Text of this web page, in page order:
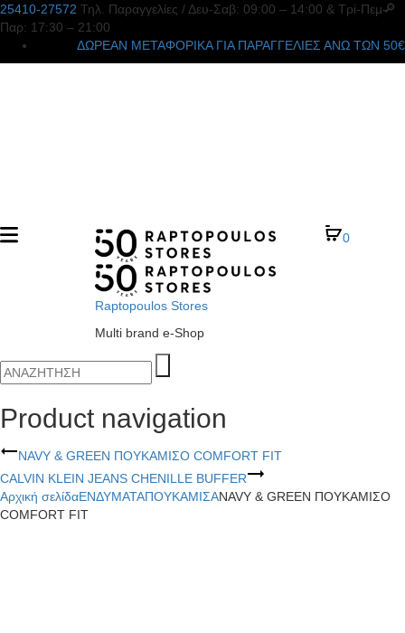
25410-27572 Τηλ. Παραγγελίες / Δευ-Σαβ: 09:00 – 14:00 & Τρi-Πεμ-
Παρ: 17:30 – 21:00
ΔΩΡΕΑΝ ΜΕΤΑΦΟΡΙΚΑ ΓΙΑ ΠΑΡΑΓΓΕΛΙΕΣ ΑΝΩ ΤΩΝ 50€
Raptopoulos Stores
Multi brand e-Shop
0
Product navigation
NAVY & GREEN ΠΟΥΚΑΜΙΣΟ COMFORT FIT
CALVIN KLEIN JEANS CHENILLE BUFFER
Αρχική σελίδαΕΝΔΥΜΑΤΑΠΟΥΚΑΜΙΣΑNAVY & GREEN ΠΟΥΚΑΜΙΣΟ
COMFORT FIT